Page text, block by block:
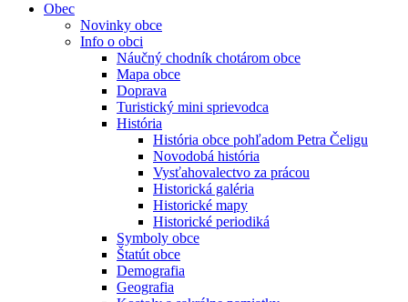
Obec
Novinky obce
Info o obci
Náučný chodník chotárom obce
Mapa obce
Doprava
Turistický mini sprievodca
História
História obce pohľadom Petra Čeligu
Novodobá história
Vysťahovalectvo za prácou
Historická galéria
Historické mapy
Historické periodiká
Symboly obce
Štatút obce
Demografia
Geografia